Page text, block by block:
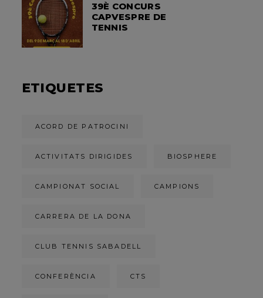
39È CONCURS
CAPVESPRE DE
TENNIS
ETIQUETES
ACORD DE PATROCINI
ACTIVITATS DIRIGIDES BIOSPHERE
CAMPIONAT SOCIAL CAMPIONS
CARRERA DE LA DONA
CLUB TENNIS SABADELL
CONFERÈNCIA CTS